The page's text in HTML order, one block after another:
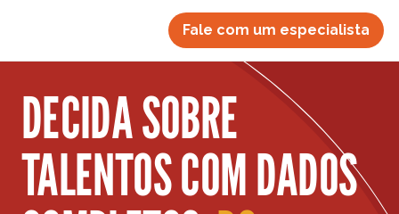
Fale com um especialista
DECIDA SOBRE
TALENTOS COM DADOS